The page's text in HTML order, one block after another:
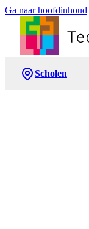
Ga naar hoofdinhoud
Scholen